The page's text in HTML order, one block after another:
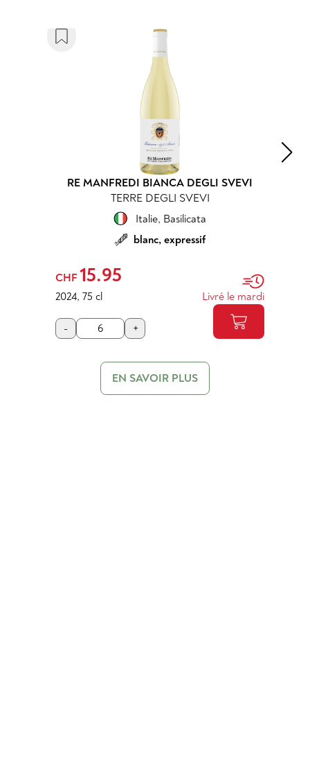
RE MANFREDI BIANCA DEGLI SVEVI
TERRE DEGLI SVEVI
Italie, Basilicata
blanc, expressif
CHF 15.95
2024, 75 cl Livré le mardi
- +
EN SAVOIR PLUS